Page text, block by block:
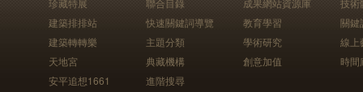
珍藏特展
建築排排站
建築轉轉樂
天地宮
安平追想1661
聯合目錄
快速關鍵詞導覽
主題分類
典藏機構
進階搜尋
成果網站資源庫
教育學習
學術研究
創意加值
技術
關鍵
線上
時間